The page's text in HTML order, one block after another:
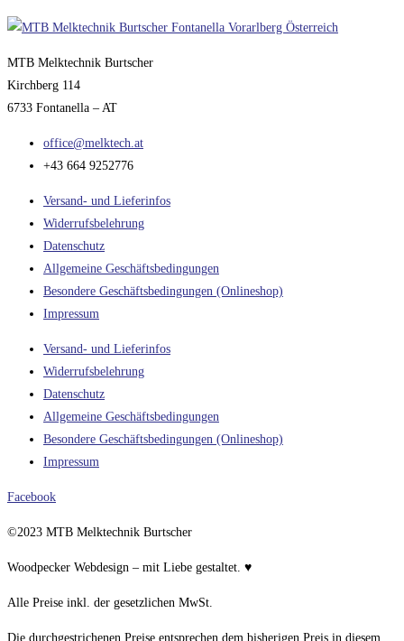
MTB Melktechnik Burtscher
Kirchberg 114
6733 Fontanella – AT
office@melktech.at
+43 664 9252776
Versand- und Lieferinfos
Widerrufsbelehrung
Datenschutz
Allgemeine Geschäftsbedingungen
Besondere Geschäftsbedingungen (Onlineshop)
Impressum
Versand- und Lieferinfos
Widerrufsbelehrung
Datenschutz
Allgemeine Geschäftsbedingungen
Besondere Geschäftsbedingungen (Onlineshop)
Impressum
Facebook
©2023 MTB Melktechnik Burtscher
Woodpecker Webdesign – mit Liebe gestaltet. ♥
Alle Preise inkl. der gesetzlichen MwSt.
Die durchgestrichenen Preise entsprechen dem bisherigen Preis in diesem